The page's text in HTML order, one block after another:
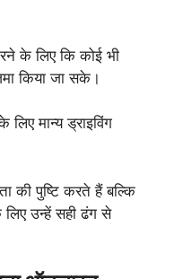
के लिए कि कोई भी
किया जा सके।
लिए मान्य ड्राइविंग
की पुष्टि करते हैं बल्कि
उन्हें सही ढंग से